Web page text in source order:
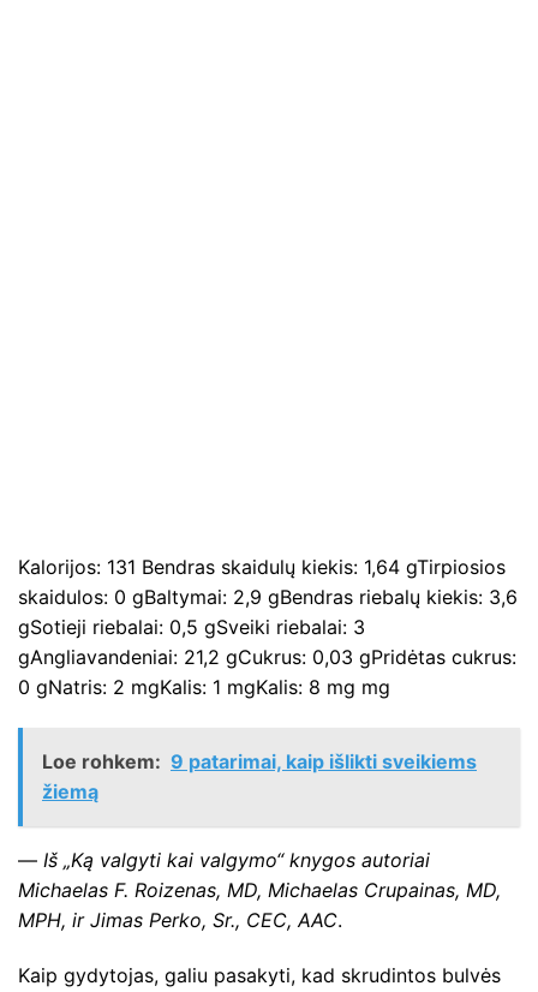
Kalorijos: 131 Bendras skaidulų kiekis: 1,64 gTirpiosios
skaidulos: 0 gBaltymai: 2,9 gBendras riebalų kiekis: 3,6
gSotieji riebalai: 0,5 gSveiki riebalai: 3
gAngliavandeniai: 21,2 gCukrus: 0,03 gPridėtas cukrus:
0 gNatris: 2 mgKalis: 1 mgKalis: 8 mg mg
Loe rohkem: 9 patarimai, kaip išlikti sveikiems
žiemą
— Iš „Ką valgyti kai valgymo“ knygos autoriai
Michaelas F. Roizenas, MD, Michaelas Crupainas, MD,
MPH, ir Jimas Perko, Sr., CEC, AAC.
Kaip gydytojas, galiu pasakyti, kad skrudintos bulvės